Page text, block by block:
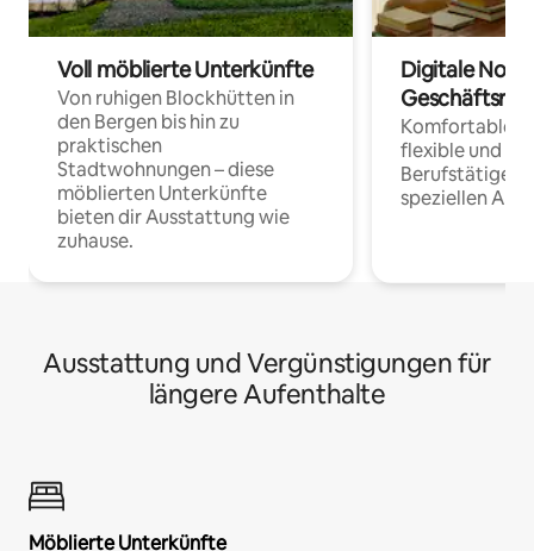
Voll möblierte Unterkünfte
Von ruhigen Blockhütten in
den Bergen bis hin zu
praktischen
Stadtwohnungen – diese
möblierten Unterkünfte
bieten dir Ausstattung wie
zuhause.
Digitale
Komfortable
flexible und
Berufstätige
speziellen
Ausstattung und Vergünstigungen für
längere Aufenthalte
Möblierte Unterkünfte